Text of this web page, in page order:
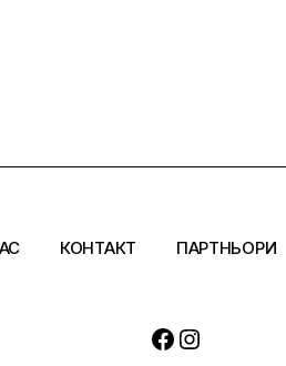
КОНТАКТ ПАРТНЬОРИ
Facebook
Instagram